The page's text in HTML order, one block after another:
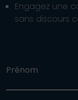
Engagez une
sans discours
Prénom